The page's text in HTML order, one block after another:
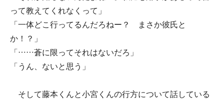
って教えてくれなくって」
「一体どこ行ってるんだろねー？ まさか彼氏と
か！？」
「……蒼に限ってそれはないだろ」
「うん、ないと思う」
そして藤本くんと小宮くんの行方について話している